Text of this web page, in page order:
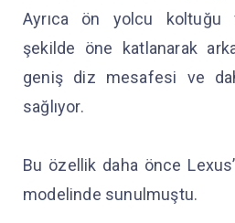
Ayrıca ön yolcu koltuğu
şekilde öne katlanarak
geniş diz mesafesi ve
sağlıyor.
Bu özellik daha önce
modelinde sunulmuştu.